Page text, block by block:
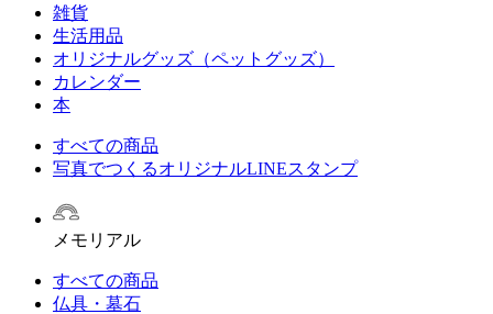
雑貨
生活用品
オリジナルグッズ（ペットグッズ）
カレンダー
本
すべての商品
写真でつくるオリジナルLINEスタンプ
メモリアル
すべての商品
仏具・墓石